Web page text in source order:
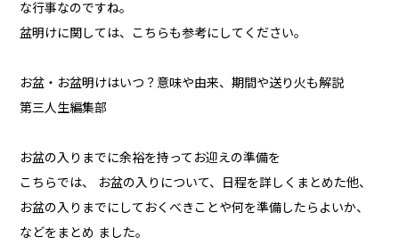
な行事なのですね。
盆明けに関しては、こちらも参考にしてください。
お盆・お盆明けはいつ？意味や由来、期間や送り火も解説
第三人生編集部
お盆の入りまでに余裕を持ってお迎えの準備を
こちらでは、 お盆の入りについて、日程を詳しくまとめた他、
お盆の入りまでにしておくべきことや何を準備したらよいか、
などをまとめ ました。